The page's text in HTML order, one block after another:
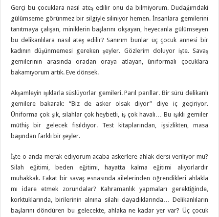
Gerçi bu çocuklara nasıl ateş edilir onu da bilmiyorum. Dudağımdaki
gülümseme görünmez bir silgiyle siliniyor hemen. İnsanlara gemilerini
tanıtmaya çalışan, miniklerin başlarını okşayan, heyecanla gülümseyen
bu delikanlılara nasıl ateş edilir? Sanırım bunlar üç çocuk annesi bir
kadının düşünmemesi gereken şeyler. Gözlerim doluyor işte. Savaş
gemilerinin arasında oradan oraya atlayan, üniformalı çocuklara
bakamıyorum artık. Eve dönsek.
Akşamleyin ışıklarla süslüyorlar gemileri. Parıl parıllar. Bir sürü delikanlı
gemilere bakarak: “Biz de asker olsak diyor” diye iç geçiriyor.
Üniforma çok şık, silahlar çok heybetli, iş çok havalı… Bu ışıklı gemiler
müthiş bir gelecek fısıldıyor. Test kitaplarından, işsizlikten, masa
başından farklı bir şeyler.
İşte o anda merak ediyorum acaba askerlere ahlak dersi veriliyor mu?
Silah eğitimi, beden eğitimi, hayatta kalma eğitimi alıyorlardır
muhakkak. Fakat bir savaş esnasında ailelerinden öğrendikleri ahlakla
mı idare etmek zorundalar? Kahramanlık yapmaları gerektiğinde,
korktuklarında, birilerinin alnına silahı dayadıklarında… Delikanlıların
başlarını döndüren bu gelecekte, ahlaka ne kadar yer var? Üç çocuk